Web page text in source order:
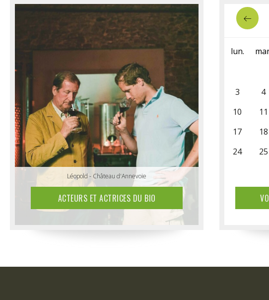
Anthony & Vincent - Ferme Tri Dieu
Léopold - Château d'Annevoie
ACTEURS ET ACTRICES DU BIO
lun.
3
4
10
11
17
18
24
25